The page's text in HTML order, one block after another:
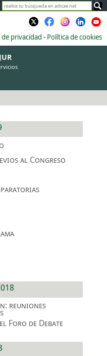
de privacidad - Política de cookies
al Congreso
reuniones
Foro de Debate